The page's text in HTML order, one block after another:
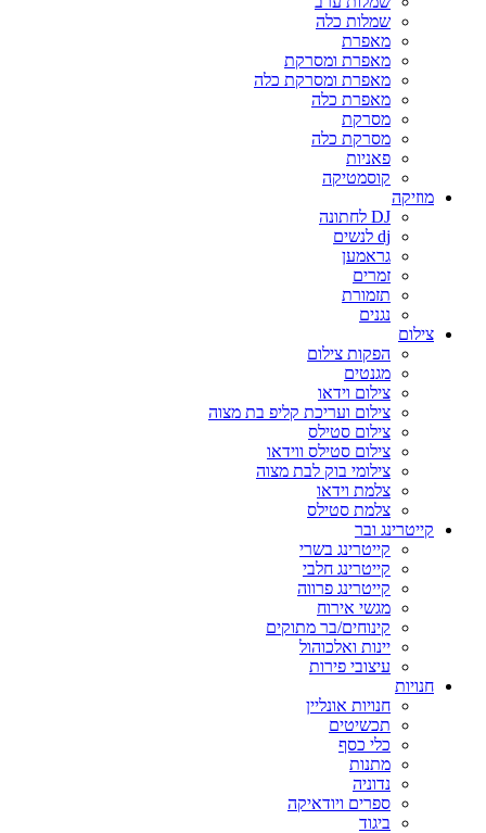
שמלות כלה
מאפרת
מאפרת ומסרקת
מאפרת ומסרקת כלה
מאפרת כלה
מסרקת
מסרקת כלה
פאניות
קוסמטיקה
מוזיקה
DJ לחתונה
dj לנשים
גראמען
זמרים
תזמורת
נגנים
צילום
הפקות צילום
מגנטים
צילום וידאו
צילום ועריכת קליפ בת מצוה
צילום סטילס
צילום סטילס ווידאו
צילומי בוק לבת מצוה
צלמת וידאו
צלמת סטילס
קייטרינג ובר
קייטרינג בשרי
קייטרינג חלבי
קייטרינג פרווה
מגשי אירוח
קינוחים/בר מתוקים
יינות ואלכוהול
עיצובי פירות
חנויות
חנויות אונליין
תכשיטים
כלי כסף
מתנות
נדוניה
ספרים ויודאיקה
ביגוד